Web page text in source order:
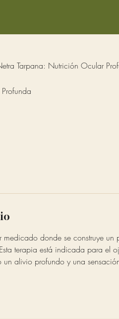
Tarpana: Nutrición Ocular
medicado donde se construye
terapia está indicada para el